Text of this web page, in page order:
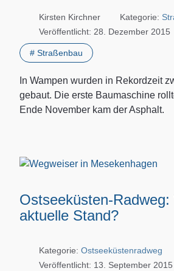
Kirsten Kirchner Kategorie:
Veröffentlicht: 28. Dezember 2015
# Straßenbau
In Wampen wurden in Rekordzeit
gebaut. Die erste Baumaschine
Ende November kam der Asphalt.
Ostseeküsten-
aktuelle Stand?
Kategorie: Ostseeküstenradweg
Veröffentlicht: 13. September 2015